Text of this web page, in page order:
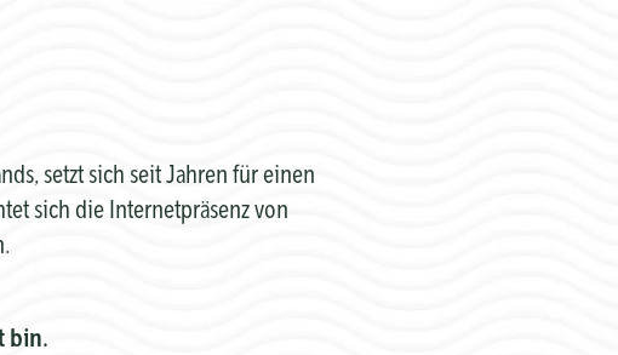
setzt sich seit Jahren für einen
sich die Internetpräsenz von
bin.